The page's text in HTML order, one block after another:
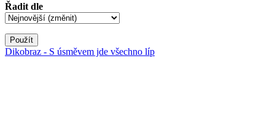
Řadit dle
Použít
Dikobraz - S úsměvem jde všechno líp